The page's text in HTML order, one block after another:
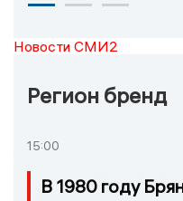
Новости СМИ2
Регион бренд
15:00
В 1980 году